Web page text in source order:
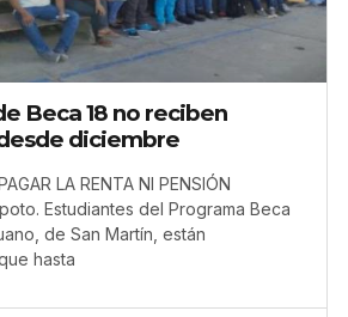
Beca 18 no reciben
diciembre
LA RENTA NI PENSIÓN
Estudiantes del Programa Beca
de San Martín, están
hasta